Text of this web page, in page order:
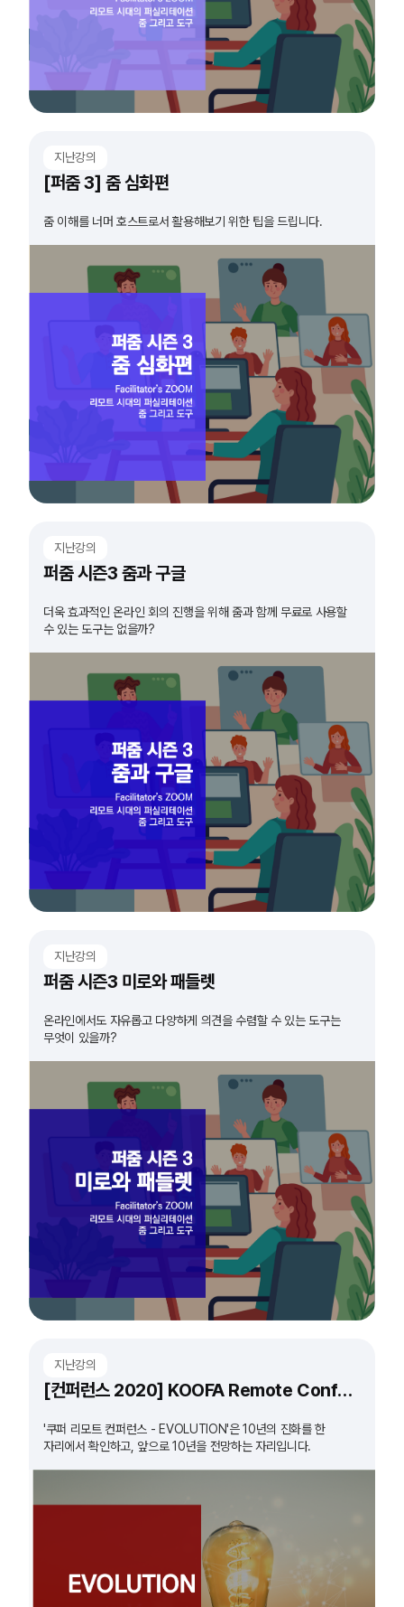
지난강의
[퍼줌 3] 줌 심화편
줌 이해를 너머 호스트로서 활용해보기 위한 팁을 드립니다.
지난강의
퍼줌 시즌3 줌과 구글
더욱 효과적인 온라인 회의 진행을 위해 줌과 함께 무료로 사용할
수 있는 도구는 없을까?
지난강의
퍼줌 시즌3 미로와 패들렛
온라인에서도 자유롭고 다양하게 의견을 수렴할 수 있는 도구는
무엇이 있을까?
지난강의
[컨퍼런스 2020] KOOFA Remote Conference 'EVOLUTION'
'쿠퍼 리모트 컨퍼런스 - EVOLUTION'은 10년의 진화를 한
자리에서 확인하고, 앞으로 10년을 전망하는 자리입니다.